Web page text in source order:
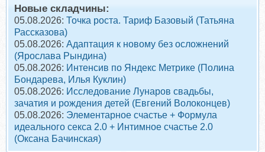
Новые складчины:
05.08.2026: Точка роста. Тариф Базовый (Татьяна
Рассказова)
05.08.2026: Адаптация к новому без осложнений
(Ярослава Рындина)
05.08.2026: Интенсив по Яндекс Метрике (Полина
Бондарева, Илья Куклин)
05.08.2026: Исследование Лунаров свадьбы,
зачатия и рождения детей (Евгений Волоконцев)
05.08.2026: Элементарное счастье + Формула
идеального секса 2.0 + Интимное счастье 2.0
(Оксана Бачинская)